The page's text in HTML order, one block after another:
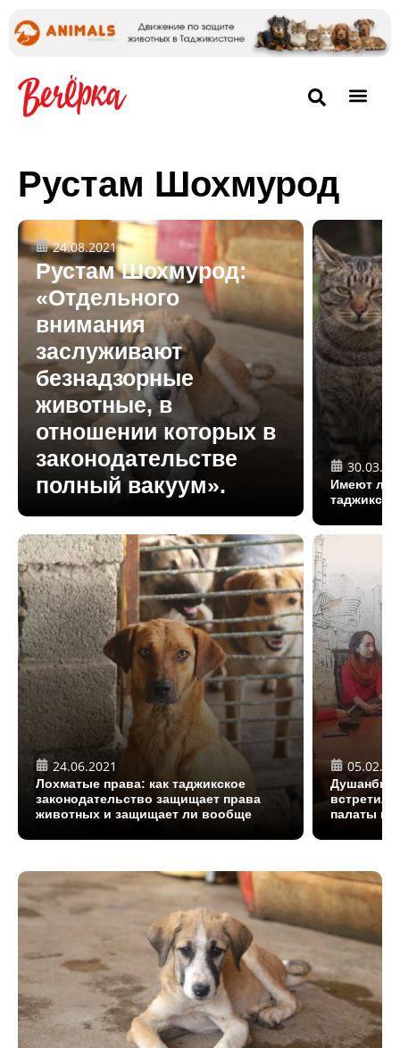
Рустам Шохмурод
24.08.2021
Рустам Шохмурод:
«Отдельного
внимания
заслуживают
безнадзорные
животные, в
отношении которых в
законодательстве
полный вакуум».
24.06.2021
Лохматые права: как таджикское
законодательство защищает права
животных и защищает ли вообще
Имеют ли
палаты